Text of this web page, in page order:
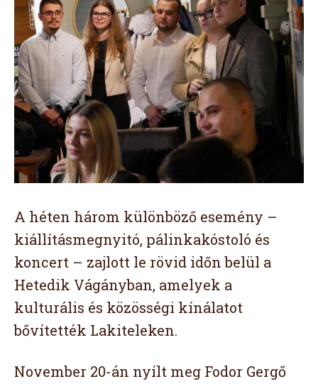
A héten három különböző esemény –
kiállításmegnyitó, pálinkakóstoló és
koncert – zajlott le rövid időn belül a
Hetedik Vágányban, amelyek a
kulturális és közösségi kínálatot
bővítették Lakiteleken.
November 20-án nyílt meg Fodor Gergő